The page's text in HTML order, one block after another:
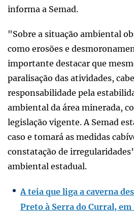
informa a Semad.
"Sobre a situação ambiental
como erosões e
importante destacar que
paralisação das atividades,
responsabilidade pela
ambiental da área minerada,
legislação vigente. A Semad
caso e tomará as medidas
constatação de
ambiental estadual.
A teia que liga a caverna
Preto à Serra do Curral, em